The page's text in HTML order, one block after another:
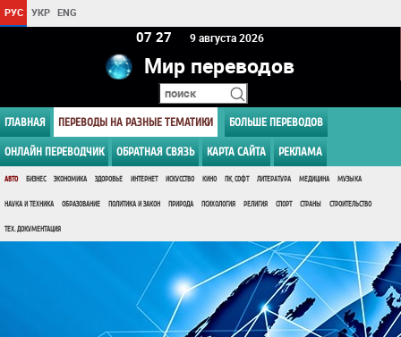
РУС УКР ENG
07 27 9 августа 2026
Мир переводов
ГЛАВНАЯ ПЕРЕВОДЫ НА РАЗНЫЕ ТЕМАТИКИ БОЛЬШЕ ПЕРЕВОДОВ
ОНЛАЙН ПЕРЕВОДЧИК ОБРАТНАЯ СВЯЗЬ КАРТА САЙТА РЕКЛАМА
АВТО БИЗНЕС ЭКОНОМИКА ЗДОРОВЬЕ ИНТЕРНЕТ ИСКУССТВО КИНО ПК, СОФТ ЛИТЕРАТУРА МЕДИЦИНА МУЗЫКА
НАУКА И ТЕХНИКА ОБРАЗОВАНИЕ ПОЛИТИКА И ЗАКОН ПРИРОДА ПСИХОЛОГИЯ РЕЛИГИЯ СПОРТ СТРАНЫ СТРОИТЕЛЬСТВО
ТЕХ. ДОКУМЕНТАЦИЯ